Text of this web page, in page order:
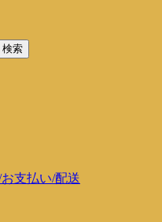
支払い/配送